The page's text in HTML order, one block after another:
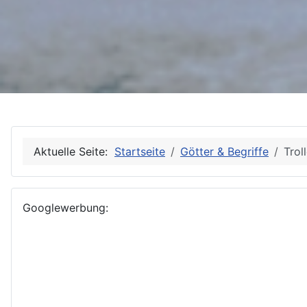
Aktuelle Seite: Startseite Götter & Begriffe
Googlewerbung: